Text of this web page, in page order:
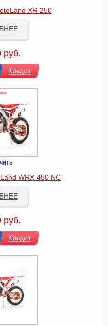
XR 250
руб.
WRX 450 NC
руб.